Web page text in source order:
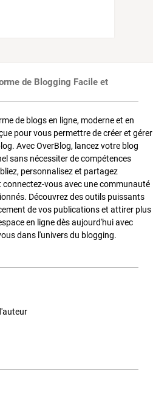
de Blogging Facile et
de blogs en ligne, moderne et en
pour vous permettre de créer et gérer
Avec OverBlog, lancez votre blog
sans nécessiter de compétences
personnalisez et partagez
vous avec une communauté
Découvrez des outils puissants
de vos publications et attirer plus
en ligne dès aujourd'hui avec
dans l'univers du blogging.